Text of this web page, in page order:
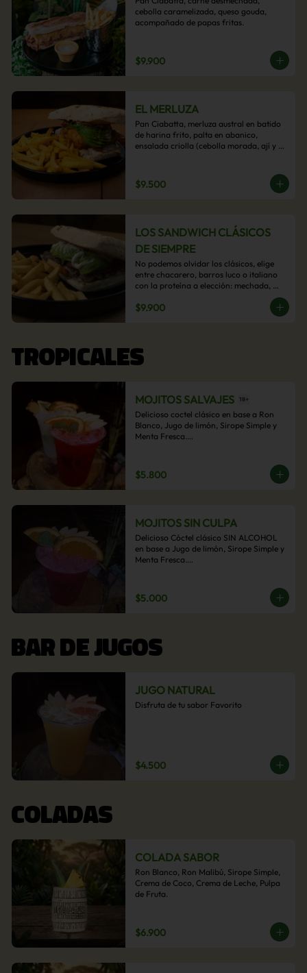
cebolla caramelizada, queso gouda,
acompañado de papas fritas.
$9.900
EL MERLUZA
Pan Ciabatta, merluza austral en batido
de harina frito, palta en abanico,
ensalada criolla (cebolla morada, ají y
$9.500
LOS SANDWICH CLÁSICOS
DE SIEMPRE
No podemos olvidar los clásicos, elige
entre chacarero, barros luco o italiano
con la proteína a elección: mechada,
acompañamiento de papas fritas.
$9.900
TROPICALES
MOJITOS SALVAJES
Delicioso coctel clásico en base a Ron
Blanco, Jugo de limón, Sirope Simple y
Menta Fresca.
$5.800
MOJITOS SIN CULPA
Delicioso Cóctel clásico SIN ALCOHOL
en base a Jugo de limón, Sirope Simple y
Menta Fresca.
$5.000
BAR DE JUGOS
JUGO NATURAL
Disfruta de tu sabor Favorito
$4.500
COLADAS
COLADA SABOR
Ron Blanco, Ron Malibú, Sirope Simple,
Crema de Coco, Crema de Leche, Pulpa
de Fruta.
$6.900